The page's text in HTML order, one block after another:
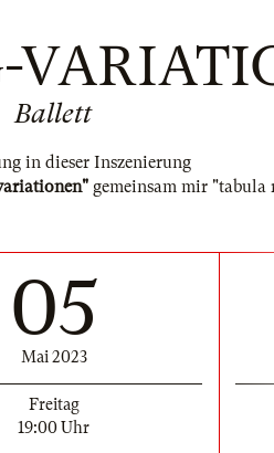
Ballett
in dieser Inszenierung
gemeinsam mir "tabula
05
Mai 2023
Freitag
19:00 Uhr